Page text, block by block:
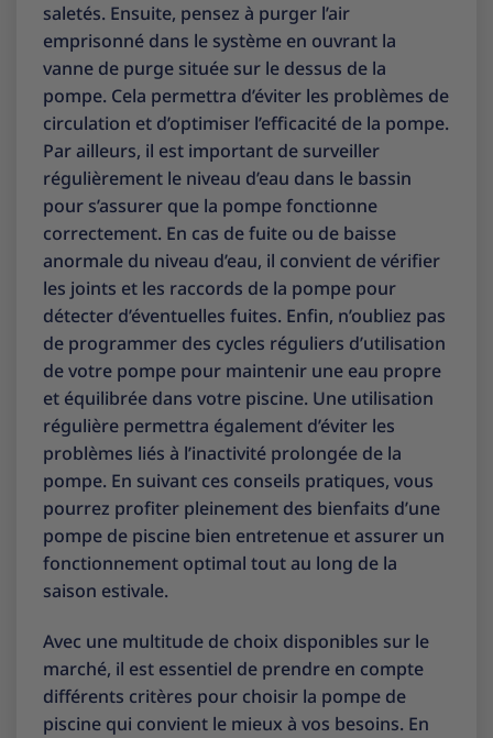
saletés. Ensuite, pensez à purger l’air
emprisonné dans le système en ouvrant la
vanne de purge située sur le dessus de la
pompe. Cela permettra d’éviter les problèmes de
circulation et d’optimiser l’efficacité de la pompe.
Par ailleurs, il est important de surveiller
régulièrement le niveau d’eau dans le bassin
pour s’assurer que la pompe fonctionne
correctement. En cas de fuite ou de baisse
anormale du niveau d’eau, il convient de vérifier
les joints et les raccords de la pompe pour
détecter d’éventuelles fuites. Enfin, n’oubliez pas
de programmer des cycles réguliers d’utilisation
de votre pompe pour maintenir une eau propre
et équilibrée dans votre piscine. Une utilisation
régulière permettra également d’éviter les
problèmes liés à l’inactivité prolongée de la
pompe. En suivant ces conseils pratiques, vous
pourrez profiter pleinement des bienfaits d’une
pompe de piscine bien entretenue et assurer un
fonctionnement optimal tout au long de la
saison estivale.
Avec une multitude de choix disponibles sur le
marché, il est essentiel de prendre en compte
différents critères pour choisir la pompe de
piscine qui convient le mieux à vos besoins. En